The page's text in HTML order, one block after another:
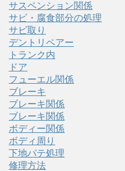
サスペンション関係
サビ・腐食部分の処理
サビ取り
デントリペアー
トランク内
ドア
フューエル関係
ブレーキ
ブレーキ関係
ブレーキ関係
ボディー関係
ボディ周り
下地パテ処理
修理方法